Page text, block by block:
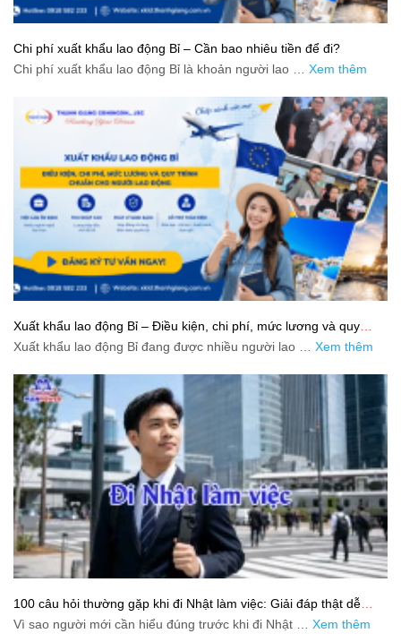
Chi phí xuất khẩu lao động Bỉ – Cần bao nhiêu tiền để đi?
Chi phí xuất khẩu lao động Bỉ là khoản người lao … Xem thêm
Xuất khẩu lao động Bỉ – Điều kiện, chi phí, mức lương và quy
trình chuẩn cho người lao động
Xuất khẩu lao động Bỉ đang được nhiều người lao … Xem thêm
100 câu hỏi thường gặp khi đi Nhật làm việc: Giải đáp thật dễ
hiểu cho người mới bắt đầu
Vì sao người mới cần hiểu đúng trước khi đi Nhật … Xem thêm